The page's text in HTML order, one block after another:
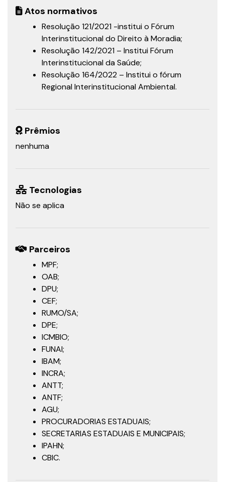
Atos normativos
Resolução 121/2021 -institui o Fórum
Interinstitucional do Direito à Moradia;
Resolução 142/2021 – Institui Fórum
Interinstitucional da Saúde;
Resolução 164/2022 – Institui o fórum
Regional Interinstitucional Ambiental.
Prêmios
nenhuma
Tecnologias
Não se aplica
Parceiros
MPF;
OAB;
DPU;
CEF;
RUMO/SA;
DPE;
ICMBIO;
FUNAI;
IBAM;
INCRA;
ANTT;
ANTF;
AGU;
PROCURADORIAS ESTADUAIS;
SECRETARIAS ESTADUAIS E MUNICIPAIS;
IPAHN;
CBIC.